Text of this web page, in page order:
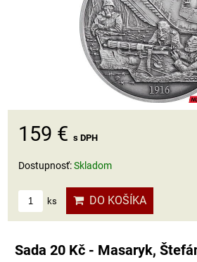
159 € s DPH
Dostupnosť:Skladom
ks DO KOŠÍKA
Sada 20 Kč - Masaryk,